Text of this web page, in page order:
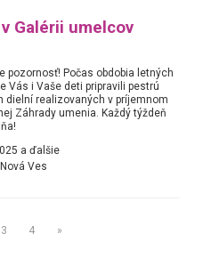
Galérii umelcov
pozornosť! Počas obdobia letných
Vás i Vaše deti pripravili pestrú
dielní realizovaných v príjemnom
Záhrady umenia. Každý týždeň
a ďalšie
Ves
3 4 »